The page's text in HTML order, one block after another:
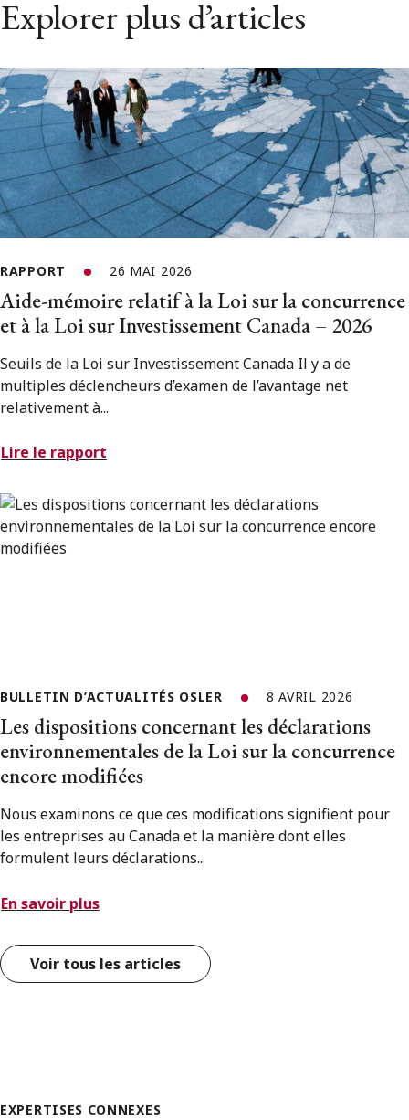
Explorer plus d’articles
RAPPORT 26 MAI 2026
Aide-mémoire relatif à la Loi sur la concurrence
et à la Loi sur Investissement Canada – 2026
Seuils de la Loi sur Investissement Canada Il y a de
multiples déclencheurs d’examen de l’avantage net
relativement à...
Lire le rapport
BULLETIN D’ACTUALITÉS OSLER 8 AVRIL 2026
Les dispositions concernant les déclarations
environnementales de la Loi sur la concurrence
encore modifiées
Nous examinons ce que ces modifications signifient pour
les entreprises au Canada et la manière dont elles
formulent leurs déclarations...
En savoir plus
Voir tous les articles
EXPERTISES CONNEXES